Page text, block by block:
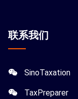
联系我们
SinoTaxation
TaxPreparer